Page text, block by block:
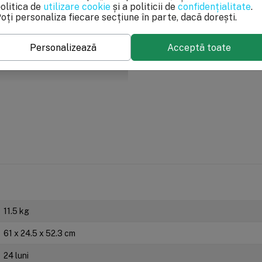
îmbunătățirii calității apei potabile și reducerii
11.5 kg
61 x 24.5 x 52.3 cm
24 luni
de utilizare cookie și a politicii de confidențialitate.
personaliza fiecare secțiune în parte, dacă dorești.
Personalizează Acceptă toate